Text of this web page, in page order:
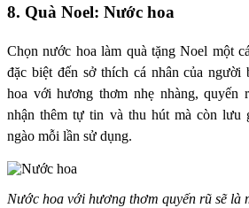
8. Quà Noel: Nước hoa
Chọnnước hoa làm quà tặng Noel một
đặc biệt đến sở thích cá nhân của người
hoa với hương thơm nhẹ nhàng, quyến
nhận thêm tự tin và thu hút mà còn lưu
ngào mỗi lần sử dụng.
Nước hoa với hương thơm quyến rũ sẽ là